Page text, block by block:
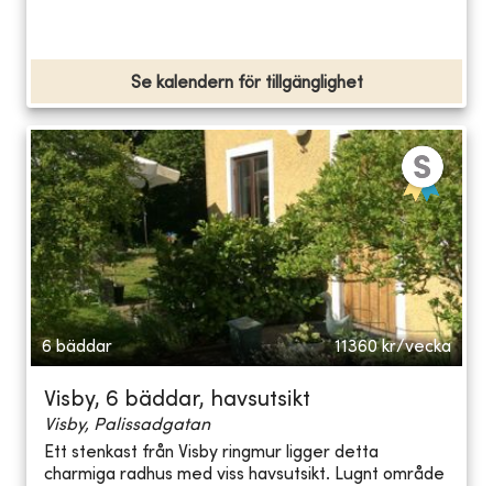
Se kalendern för tillgänglighet
6 bäddar 11360 kr/vecka
Visby, 6 bäddar, havsutsikt
Visby, Palissadgatan
Ett stenkast från Visby ringmur ligger detta
charmiga radhus med viss havsutsikt. Lugnt område